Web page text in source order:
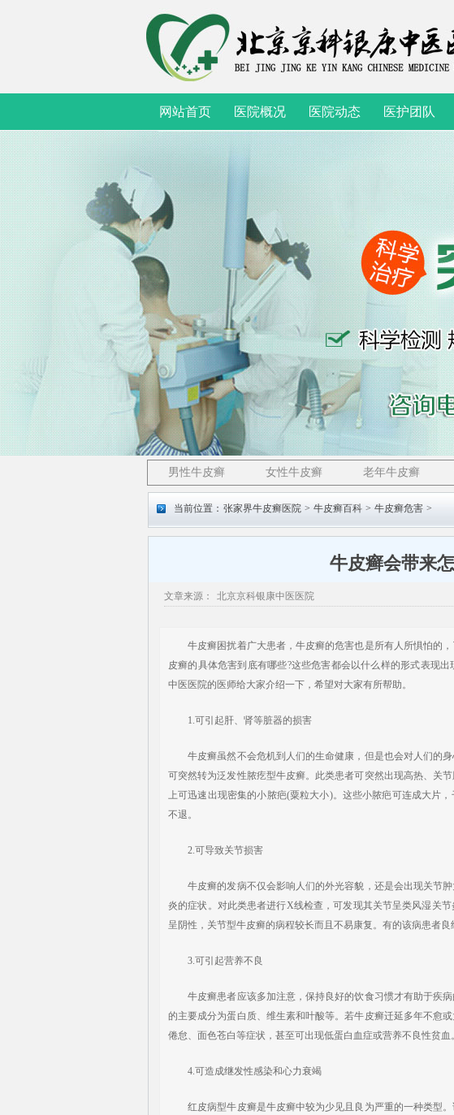
网站首页 医院概况 医院动态 医护团队
男性牛皮癣 女性牛皮癣 老年牛皮癣
当前位置： 张家界牛皮癣医院 > 牛皮癣百科 > 牛皮癣危害 >
牛皮癣会带来
文章来源： 北京京科银康中医医院
牛皮癣困扰着广大患者，牛皮癣的危害也是所有人所惧怕的，
皮癣的具体危害到底有哪些?这些危害都会以什么样的形式表现
中医医院的医师给大家介绍一下，希望对大家有所帮助。
1.可引起肝、肾等脏器的损害
牛皮癣虽然不会危机到人们的生命健康，但是也会对人们的身
可突然转为泛发性脓疙型牛皮癣。此类患者可突然出现高热、关
上可迅速出现密集的小脓疤(粟粒大小)。这些小脓疤可连成大片
不退。
2.可导致关节损害
牛皮癣的发病不仅会影响人们的外光容貌，还是会出现关节肿
炎的症状。对此类患者进行X线检查，可发现其关节呈类风湿关
呈阴性，关节型牛皮癣的病程较长而且不易康复。有的该病患者良
3.可引起营养不良
牛皮癣患者应该多加注意，保持良好的饮食习惯才有助于疾病
的主要成分为蛋白质、维生素和叶酸等。若牛皮癣迁延多年不愈
倦怠、面色苍白等症状，甚至可出现低蛋白血症或营养不良性贫血。
4.可造成继发性感染和心力衰竭
红皮病型牛皮癣是牛皮癣中较为少见且良为严重的一种类型。